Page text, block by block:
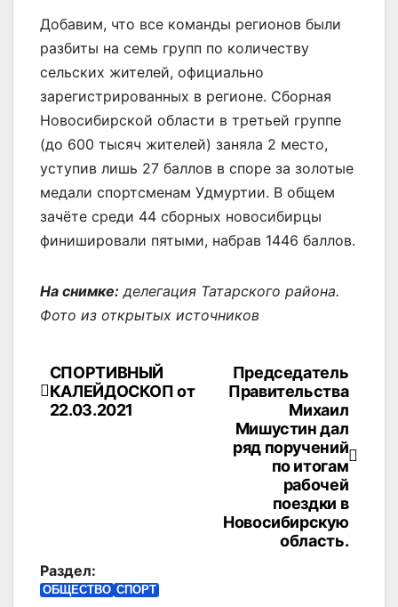
Добавим, что все команды регионов были
разбиты на семь групп по количеству
сельских жителей, официально
зарегистрированных в регионе. Сборная
Новосибирской области в третьей группе
(до 600 тысяч жителей) заняла 2 место,
уступив лишь 27 баллов в споре за золотые
медали спортсменам Удмуртии. В общем
зачёте среди 44 сборных новосибирцы
финишировали пятыми, набрав 1446 баллов.
На снимке: делегация Татарского района.
Фото из открытых источников
Навигация
по
Председатель
Правительства
Михаил
Мишустин дал
ряд поручений
по итогам
рабочей
поездки в
Новосибирскую
область.
СПОРТИВНЫЙ
КАЛЕЙДОСКОП от
22.03.2021
Раздел:
ОБЩЕСТВО СПОРТ